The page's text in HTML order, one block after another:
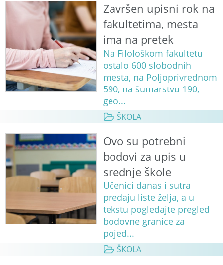
Završen upisni rok na
fakultetima, mesta
ima na pretek
Na Filološkom fakultetu
ostalo 600 slobodnih
mesta, na Poljoprivrednom
590, na šumarstvu 190,
geo...
ŠKOLA
Ovo su potrebni
bodovi za upis u
srednje škole
Učenici danas i sutra
predaju liste želja, a u
tekstu pogledajte pregled
bodovne granice za
pojed...
ŠKOLA